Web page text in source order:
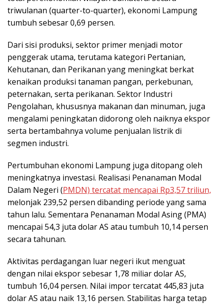
triwulanan (quarter-to-quarter), ekonomi Lampung
tumbuh sebesar 0,69 persen.
Dari sisi produksi, sektor primer menjadi motor
penggerak utama, terutama kategori Pertanian,
Kehutanan, dan Perikanan yang meningkat berkat
kenaikan produksi tanaman pangan, perkebunan,
peternakan, serta perikanan. Sektor Industri
Pengolahan, khususnya makanan dan minuman, juga
mengalami peningkatan didorong oleh naiknya ekspor
serta bertambahnya volume penjualan listrik di
segmen industri.
Pertumbuhan ekonomi Lampung juga ditopang oleh
meningkatnya investasi. Realisasi Penanaman Modal
Dalam Negeri (PMDN) tercatat mencapai Rp3,57 triliun,
melonjak 239,52 persen dibanding periode yang sama
tahun lalu. Sementara Penanaman Modal Asing (PMA)
mencapai 54,3 juta dolar AS atau tumbuh 10,14 persen
secara tahunan.
Aktivitas perdagangan luar negeri ikut menguat
dengan nilai ekspor sebesar 1,78 miliar dolar AS,
tumbuh 16,04 persen. Nilai impor tercatat 445,83 juta
dolar AS atau naik 13,16 persen. Stabilitas harga tetap